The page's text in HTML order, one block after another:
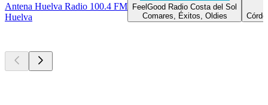
Antena Huelva Radio 100.4 FM
Huelva
FeelGood Radio Costa del Sol
Comares, Éxitos, Oldies